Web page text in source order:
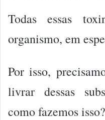
Todas essas
organismo, em
Por isso,
livrar dessas
como fazemos isso?